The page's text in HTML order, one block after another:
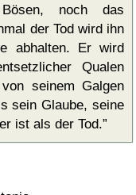
noch das
der Tod wird ihn
abhalten. Er wird
Qualen
seinem Galgen
sein Glaube, seine
ist als der Tod.